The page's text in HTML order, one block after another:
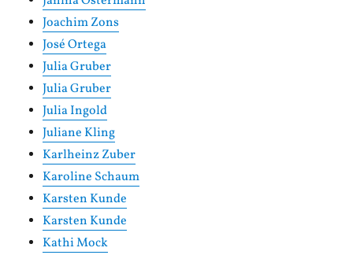
Joachim Zons
José Ortega
Julia Gruber
Julia Gruber
Julia Ingold
Juliane Kling
Karlheinz Zuber
Karoline Schaum
Karsten Kunde
Karsten Kunde
Kathi Mock